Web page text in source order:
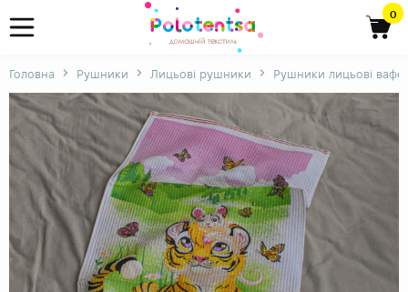
0
Головна Рушники Лицьові рушники Рушники лицьові